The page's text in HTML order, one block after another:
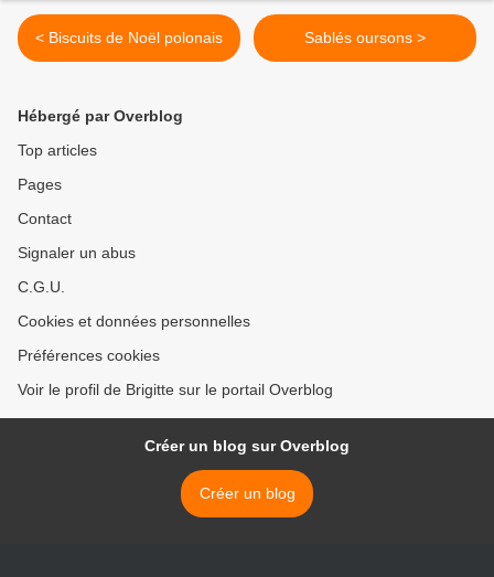
< Biscuits de Noël polonais Sablés oursons >
Hébergé par Overblog
Top articles
Pages
Contact
Signaler un abus
C.G.U.
Cookies et données personnelles
Préférences cookies
Voir le profil de Brigitte sur le portail Overblog
Créer un blog sur Overblog
Créer un blog